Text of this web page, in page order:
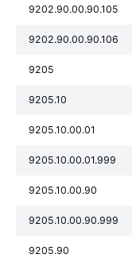
9202.90.00.90.105
9202.90.00.90.106
9205
9205.10
9205.10.00.01
9205.10.00.01.999
9205.10.00.90
9205.10.00.90.999
9205.90